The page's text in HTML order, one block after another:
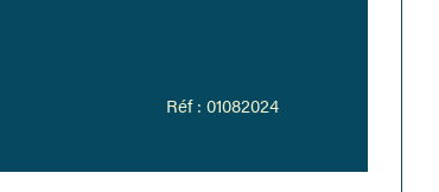
Réf : 01082024